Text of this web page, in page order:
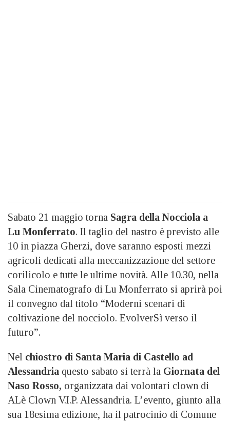
Sabato 21 maggio torna Sagra della Nocciola a
Lu Monferrato. Il taglio del nastro è previsto alle
10 in piazza Gherzi, dove saranno esposti mezzi
agricoli dedicati alla meccanizzazione del settore
corilicolo e tutte le ultime novità. Alle 10.30, nella
Sala Cinematografo di Lu Monferrato si aprirà poi
il convegno dal titolo “Moderni scenari di
coltivazione del nocciolo. EvolverSì verso il
futuro”.
Nel chiostro di Santa Maria di Castello ad
Alessandria questo sabato si terrà la Giornata del
Naso Rosso, organizzata dai volontari clown di
ALè Clown V.I.P. Alessandria. L’evento, giunto alla
sua 18esima edizione, ha il patrocinio di Comune